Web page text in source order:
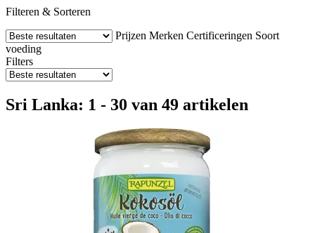
Filteren & Sorteren
Prijzen Merken Certificeringen Soort
voeding
Filters
Sri Lanka: 1 - 30 van 49 artikelen